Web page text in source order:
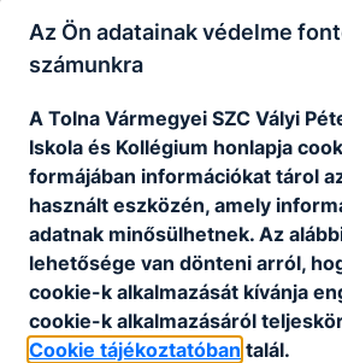
KKK letöltése (pdf)
PTT letöltése (pdf)
Okleveles technikusképzés
Nem
és boltozatokat, lépcsőket épít,
külső és belső vakolást. Keze
tervből valóságos szerkezet. Ezt
egyéb építőipari burkolási,
festési munkálatokat.
Ajánlott minden ﬁatal számára,
arra, hogy maradandót alkosson,
hajlandó fáradságos munkát
azoknak a ﬁataloknak, akik ezzel
stabil megélhetést szeretnének
maguknak. Az építőipar és a
Az Ön adatainak védelme
számunkra
A Tolna Vármegyei SZC Vályi
Iskola és Kollégium honlapja
formájában információkat tárol
használt eszközén, amely
adatnak minősülhetnek. Az
lehetősége van dönteni arról,
cookie-k alkalmazását kívánja
cookie-k alkalmazásáról
Cookie tájékoztatóban talál.